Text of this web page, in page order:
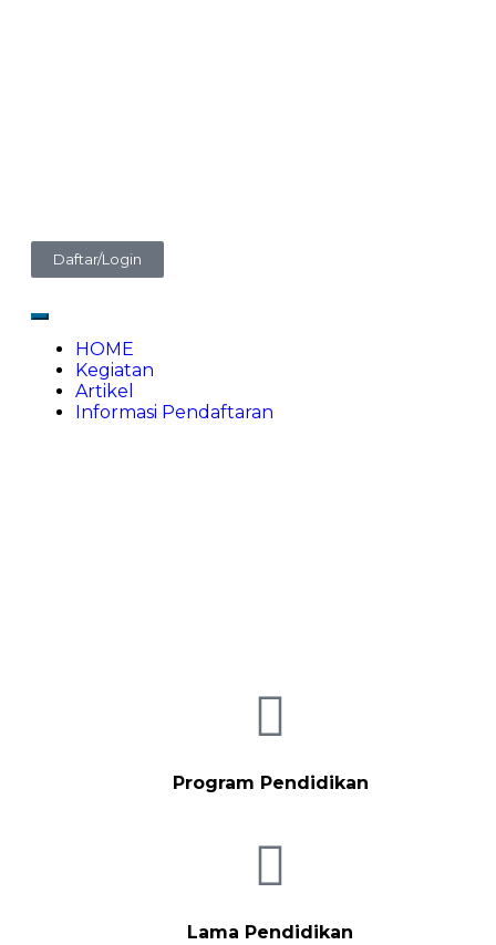
Daftar/Login
HOME
Kegiatan
Artikel
Informasi Pendaftaran
Program Pendidikan
Lama Pendidikan